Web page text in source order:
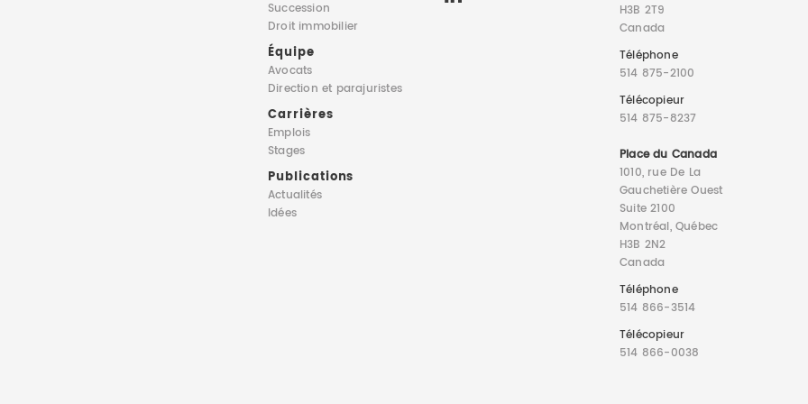
Succession
Droit immobilier
Équipe
Avocats
Directionet parajuristes
Carrières
Emplois
Stages
Publications
Actualités
Idées
H3B 2T9
Canada
Téléphone
514 875-2100
Télécopieur
514 875-8237
Place du Canada
1010, rue De La
Gauchetière Ouest
Suite 2100
Montréal, Québec
H3B 2N2
Canada
Téléphone
514 866-3514
Télécopieur
514 866-0038